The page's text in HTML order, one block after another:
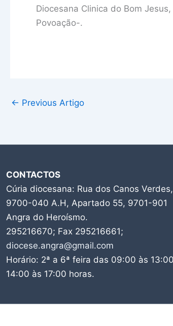
Diocesana Clinica do Bom
Povoação-.
← Previous Artigo
CONTACTOS
Cúria diocesana: Rua dos Canos
9700-040 A.H, Apartado 55, 9701-901
Angra do Heroísmo.
295216670; Fax 295216661;
diocese.angra@gmail.com
Horário: 2ª a 6ª feira das 09:00 às
14:00 às 17:00 horas.